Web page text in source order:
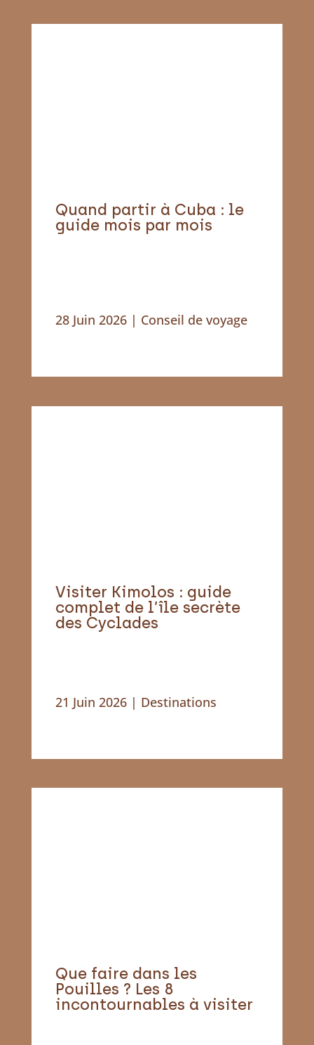
Quand partir à Cuba : le
guide mois par mois
28 Juin 2026| Conseil de voyage
Visiter Kimolos : guide
complet de l’île secrète
des Cyclades
21 Juin 2026| Destinations
Que faire dans les
Pouilles ? Les 8
incontournables à visiter